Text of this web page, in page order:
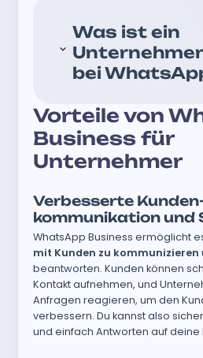
Was ist ein
bei
Vorteile von
Business für
Unternehmer
Verbesserte Kunden­
kommunikation und
WhatsApp Business ermöglicht
mit Kunden zu kommunizieren
beantworten. Kunden können
Kontakt aufnehmen, und
Anfragen reagieren, um den
verbessern. Du kannst also
und einfach Antworten auf deine